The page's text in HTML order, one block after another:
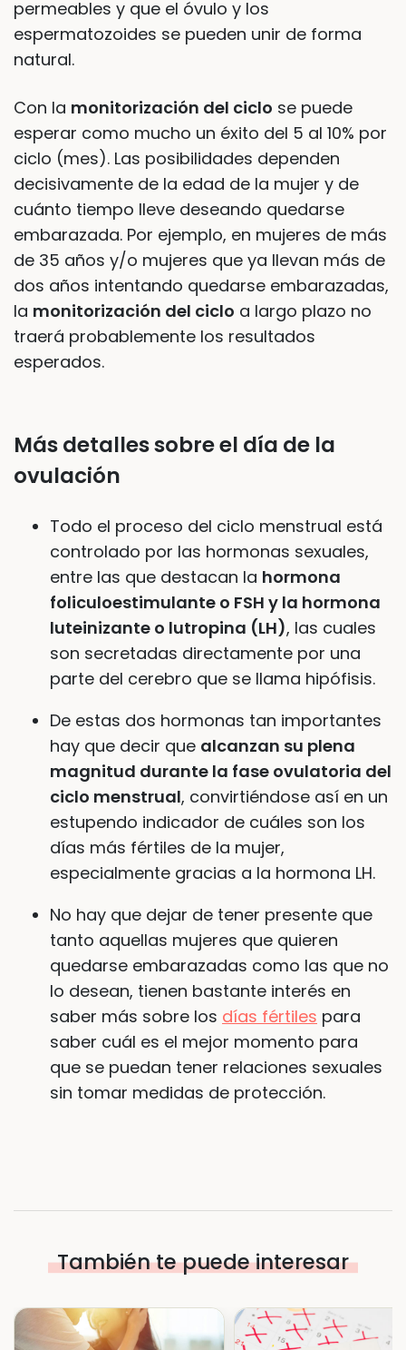
permeables y que el óvulo y los
espermatozoides se pueden unir de forma
natural.
Con la monitorización del ciclo se puede
esperar como mucho un éxito del 5 al 10% por
ciclo (mes). Las posibilidades dependen
decisivamente de la edad de la mujer y de
cuánto tiempo lleve deseando quedarse
embarazada. Por ejemplo, en mujeres de más
de 35 años y/o mujeres que ya llevan más de
dos años intentando quedarse embarazadas,
la monitorización del ciclo a largo plazo no
traerá probablemente los resultados
esperados.
Más detalles sobre el día de la
ovulación
Todo el proceso del ciclo menstrual está
controlado por las hormonas sexuales,
entre las que destacan la hormona
foliculoestimulante o FSH y la hormona
luteinizante o lutropina (LH), las cuales
son secretadas directamente por una
parte del cerebro que se llama hipófisis.
De estas dos hormonas tan importantes
hay que decir que alcanzan su plena
magnitud durante la fase ovulatoria del
ciclo menstrual, convirtiéndose así en un
estupendo indicador de cuáles son los
días más fértiles de la mujer,
especialmente gracias a la hormona LH.
No hay que dejar de tener presente que
tanto aquellas mujeres que quieren
quedarse embarazadas como las que no
lo desean, tienen bastante interés en
saber más sobre los días fértiles para
saber cuál es el mejor momento para
que se puedan tener relaciones sexuales
sin tomar medidas de protección.
También te puede interesar